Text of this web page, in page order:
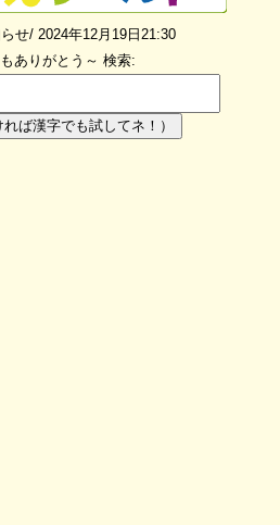
せ/ 2024年12月19日21:30
ありがとう～ 検索:
ば漢字でも試してネ！）